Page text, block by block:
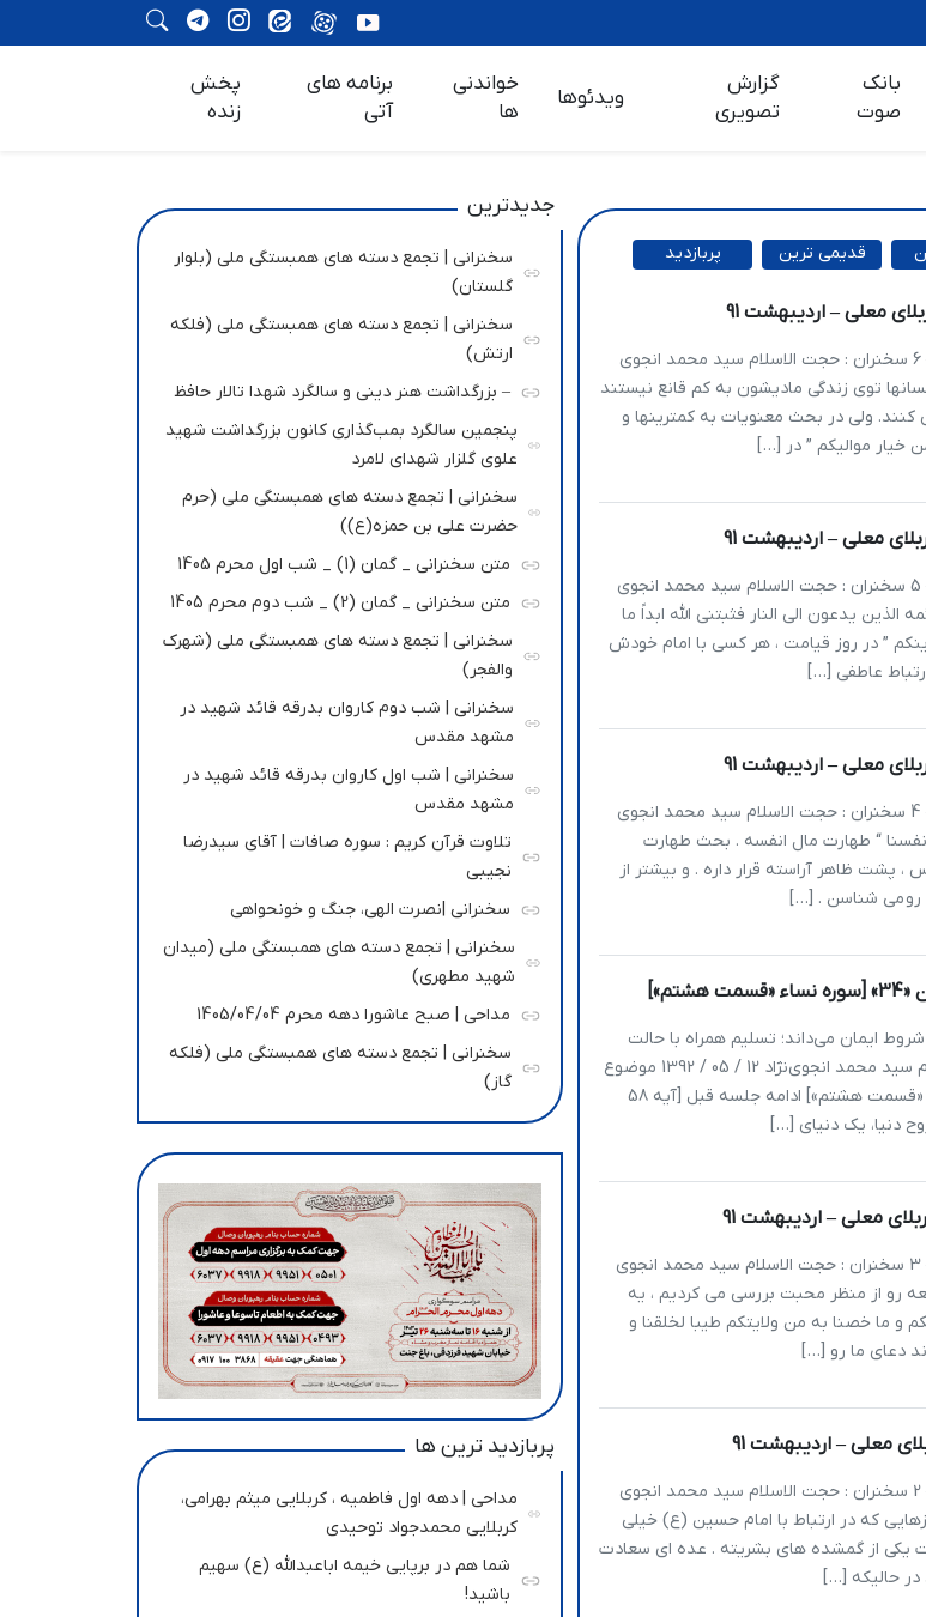
بانک
صوت
گزارش
تصویری
ویدئوها
خواندنی
ها
برنامه های
آتی
پخش
زنده
پربازدید
قدیمی ترین
یاانیس شرح زیارت جامعه کبیره – 6 سخنران : حجت الاسلام سید محمد انجوی
انسانها توی زندگی مادیشون به کم قانع نیستند
کنند. ولی در بحث معنویات به کمترینها و
خیار موالیکم ” در […]
یاانیس شرح زیارت جامعه کبیره – 5 سخنران : حجت الاسلام سید محمد انجوی
الائمه الذین یدعون الی النار فثبتنی الله ابداً ما
” در روز قیامت ، هر کسی با امام خودش
عاطفی […]
یاانیس شرح زیارت جامعه کبیره – 4 سخنران : حجت الاسلام سید محمد انجوی
لانفسنا “ طهارت مال انفسه . بحث طهارت
پشت ظاهر آراسته قرار داره . و بیشتر از
می شناسن . […]
شروط ایمان می‌داند؛ تسلیم همراه با حالت
قلبی. یا لطیف سخنرانی حجةالاسلام سید محمد انجوی‌نژاد 12 / 05 / 1392 موضوع
: نگاهی به قرآن «34» [سوره نساء «قسمت هشتم»] ادامه جلسه قبل [آیه 58
یاانیس شرح زیارت جامعه کبیره – 3 سخنران : حجت الاسلام سید محمد انجوی
جامعه رو از منظر محبت بررسی می کردیم ، يه
و ما خصنا به من ولایتکم طیبا لخلقنا و
دعای ما رو […]
یاانیس شرح زیارت جامعه کبیره – 2 سخنران : حجت الاسلام سید محمد انجوی
از چیزهایی که در ارتباط با امام حسین (ع) خیلی
یکی از گمشده های بشریته . عده ای سعادت
در حالیکه […]
جدیدترین
سخنرانی | تجمع دسته های همبستگی ملی (بلوار
گلستان)
سخنرانی | تجمع دسته های همبستگی ملی (فلکه
ارتش)
– بزرگداشت هنر دینی و سالگرد شهدا تالار حافظ
پنجمین سالگرد بمب‌گذاری کانون بزرگداشت شهید
علوی گلزار شهدای لامرد
سخنرانی | تجمع دسته های همبستگی ملی (حرم
حضرت علی بن حمزه(ع))
متن سخنرانی _ گمان (1) _ شب اول محرم 1405
متن سخنرانی _ گمان (2) _ شب دوم محرم 1405
سخنرانی | تجمع دسته های همبستگی ملی (شهرک
والفجر)
سخنرانی | شب دوم کاروان بدرقه قائد شهید در
مشهد مقدس
سخنرانی | شب اول کاروان بدرقه قائد شهید در
مشهد مقدس
تلاوت قرآن کریم : سوره صافات | آقای سیدرضا
نجیبی
سخنرانی |نصرت الهی، جنگ و خونحواهی
سخنرانی | تجمع دسته های همبستگی ملی (میدان
شهید مطهری)
مداحی | صبح عاشورا دهه محرم 1405/04/04
سخنرانی | تجمع دسته های همبستگی ملی (فلکه
گاز)
پربازدید ترین ها
مداحی | دهه اول فاطمیه ، کربلایی میثم بهرامی،
کربلایی محمدجواد توحیدی
شما هم در برپایی خیمه اباعبدالله (ع) سهیم
باشید!